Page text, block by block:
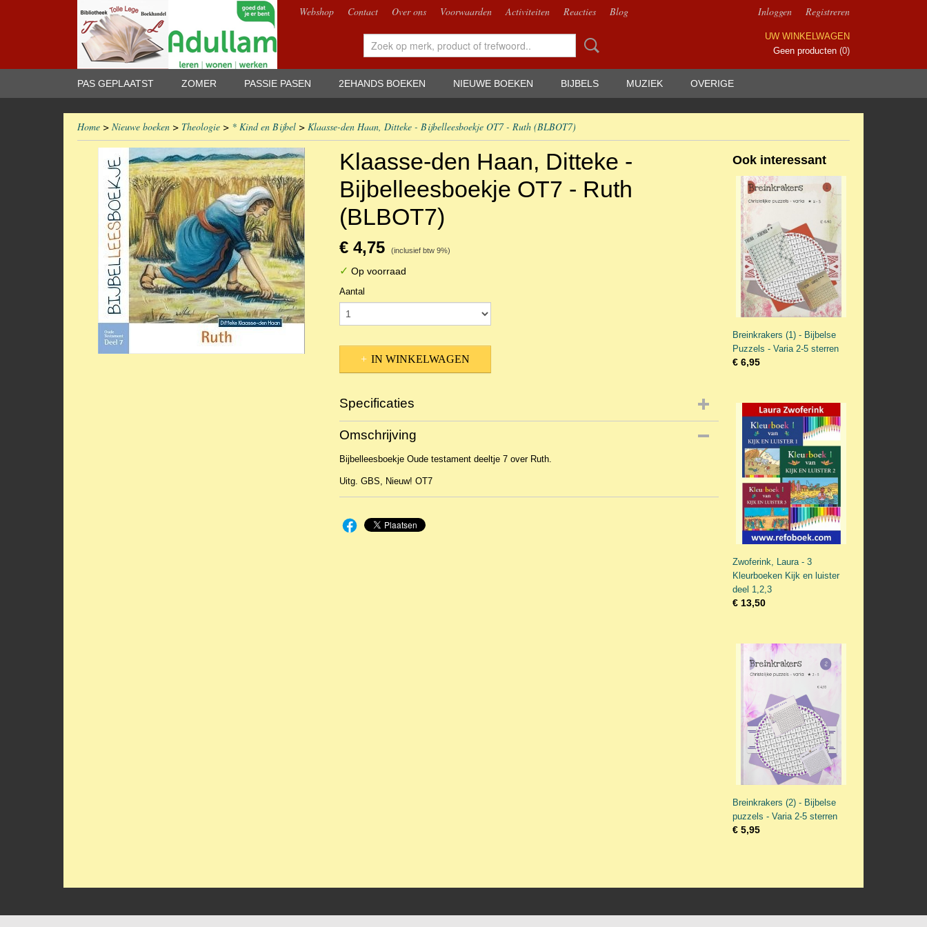
Webshop Contact Over ons Voorwaarden Activiteiten Reacties Blog Inloggen Registreren
UW WINKELWAGEN
Geen producten (0)
PAS GEPLAATST ZOMER PASSIE PASEN 2EHANDS BOEKEN NIEUWE BOEKEN BIJBELS MUZIEK OVERIGE
Home > Nieuwe boeken > Theologie > * Kind en Bijbel > Klaasse-den Haan, Ditteke - Bijbelleesboekje OT7 - Ruth (BLBOT7)
Klaasse-den Haan, Ditteke -
Bijbelleesboekje OT7 - Ruth
(BLBOT7)
€ 4,75 (inclusief btw 9%)
✓ Op voorraad
Aantal
IN WINKELWAGEN
Specificaties
Productcode
EAN code
Omschrijving
Bijbelleesboekje Oude testament deeltje 7 over Ruth.
Uitg. GBS, Nieuw! OT7
Ook interessant
Breinkrakers (1) - Bijbelse
Puzzels - Varia 2-5 sterren
€ 6,95
Zwoferink, Laura - 3
Kleurboeken Kijk en luister
deel 1,2,3
€ 13,50
Breinkrakers (2) - Bijbelse
puzzels - Varia 2-5 sterren
€ 5,95